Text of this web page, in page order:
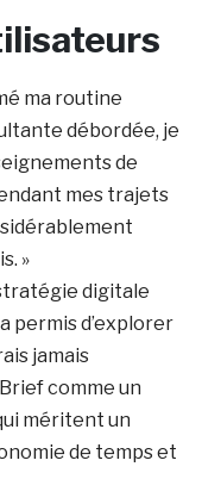
ma routine
débordée, je
de
mes trajets
»
digitale
permis d’explorer
jamais
comme un
méritent un
de temps et